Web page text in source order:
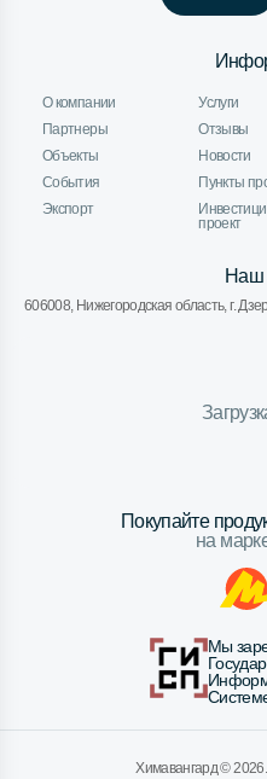
О компании Услуги
Партнеры
Отзывы
Объекты
Новости
События
Пункты
Экспорт
проект
Наш
606008, Нижегородская область, г.
Покупайте
на
Мы
Химавангард ©2026